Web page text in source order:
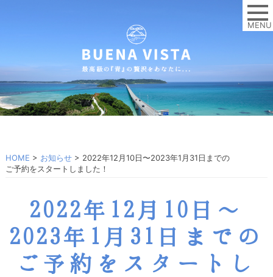
MENU
HOME > お知らせ> 2022年12月10日〜2023年1月31日までの
ご予約をスタートしました！
2022年12月10日〜
2023年1月31日までの
ご予約をスタートし